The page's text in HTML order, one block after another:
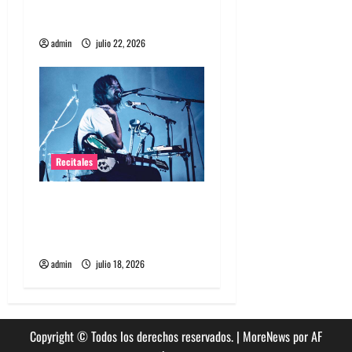
a
s
admin julio 22, 2026
Recitales
admin julio 18, 2026
Copyright © Todos los derechos reservados. | MoreNewspor AF